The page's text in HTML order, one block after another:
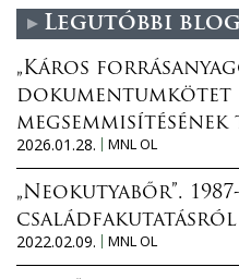
Legutóbbi
„Káros
dokumentumkötet
2026.01.28.
MNL OL
„Neokutyabőr”.
családfakutatásról
2022.02.09.
MNL OL